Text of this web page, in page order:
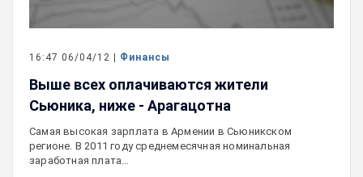
16:47 06/04/12 | Финансы
Выше всех оплачиваются жители
Сьюника, ниже - Арагацотна
Самая высокая зарплата в Армении в Сьюникском
регионе. В 2011 году среднемесячная номинальная
заработная плата…